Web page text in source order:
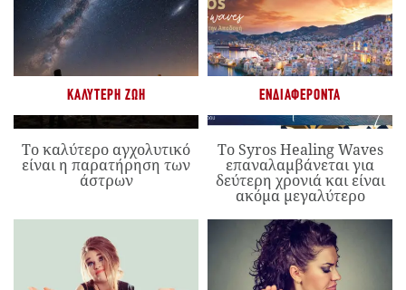
ΚΑΛΎΤΕΡΗ ΖΩΉ
Το καλύτερο αγχολυτικό
είναι η παρατήρηση των
άστρων
ΕΝΔΙΑΦΈΡΟΝΤΑ
Το Syros Healing Waves
επαναλαμβάνεται για
δεύτερη χρονιά και είναι
ακόμα μεγαλύτερο